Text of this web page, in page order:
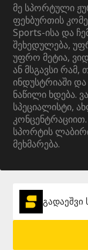
მე სპორტული
ფეხბურთის
Sports-ისა და
შეხედულება,
უფრო მეტია,
ან მსგავსი
ინდუსტრიაში
ნაწილი ხდება.
სპეციალისტი,
სპორტის
მეხმარება.
გადაეშვი